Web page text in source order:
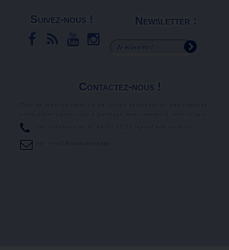
Suivez-nous ! Newsletter :
Contactez-nous !
Pour un renseignement ou un conseil personnalisé, une demande
particulière ou une idée à partager, nous sommes à votre écoute.
par téléphone au
07.64.07.81.25 (appel non surtaxé).
par email Contactez-nous